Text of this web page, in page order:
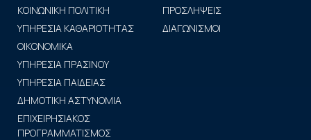
ΚΟΙΝΩΝΙΚΗ ΠΟΛΙΤΙΚΗ
ΥΠΗΡΕΣΙΑ ΚΑΘΑΡΙΟΤΗΤΑΣ
ΟΙΚΟΝΟΜΙΚΑ
ΥΠΗΡΕΣΙΑ ΠΡΑΣΙΝΟΥ
ΥΠΗΡΕΣΙΑ ΠΑΙΔΕΙΑΣ
ΔΗΜΟΤΙΚΗ ΑΣΤΥΝΟΜΙΑ
ΕΠΙΧΕΙΡΗΣΙΑΚΟΣ
ΠΡΟΓΡΑΜΜΑΤΙΣΜΟΣ
ΠΡΟΣΛΗΨΕΙΣ
ΔΙΑΓΩΝΙΣΜΟΙ